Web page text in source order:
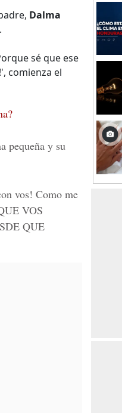
Dalma
sé que ese
comienza el
pequeña y su
vos! Como me
VOS
QUE